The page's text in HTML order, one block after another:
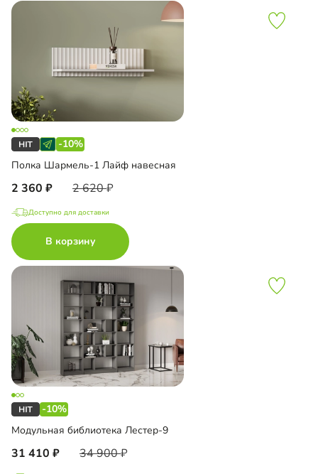
-10%
Полка Шармель-1 Лайф навесная
2 360 2 620
Доступно для доставки
В корзину
-10%
Модульная библиотека Лестер-9
31 410 34 900